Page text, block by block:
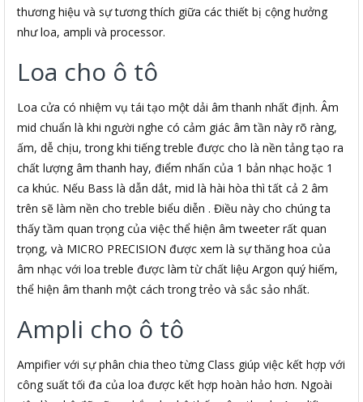
thương hiệu và sự tương thích giữa các thiết bị cộng hưởng
như loa, ampli và processor.
Loa cho ô tô
Loa cửa có nhiệm vụ tái tạo một dải âm thanh nhất định. Âm
mid chuẩn là khi người nghe có cảm giác âm tần này rõ ràng,
ấm, dễ chịu, trong khi tiếng treble được cho là nền tảng tạo ra
chất lượng âm thanh hay, điểm nhấn của 1 bản nhạc hoặc 1
ca khúc. Nếu Bass là dẫn dắt, mid là hài hòa thì tất cả 2 âm
trên sẽ làm nền cho treble biểu diễn . Điều này cho chúng ta
thấy tầm quan trọng của việc thể hiện âm tweeter rất quan
trọng, và MICRO PRECISION được xem là sự thăng hoa của
âm nhạc với loa treble được làm từ chất liệu Argon quý hiếm,
thể hiện âm thanh một cách trong trẻo và sắc sảo nhất.
Ampli cho ô tô
Ampifier với sự phân chia theo từng Class giúp việc kết hợp với
công suất tối đa của loa được kết hợp hoàn hảo hơn. Ngoài